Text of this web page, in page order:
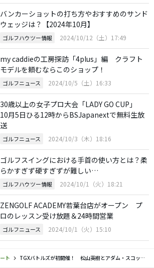
バンカーショットの打ち方やおすすめのサンド
ウェッジは？【2024年10月】
ゴルフハウツー情報 2024/10/12（土）17:49
my caddieの工房探訪「4plus」編 クラフト
モデルを頼むならこのショップ！
ゴルフニュース 2024/10/5（土）16:33
30歳以上の女子プロ大会「LADY GO CUP」
10月5日ひる12時からBSJapanextで無料生放
送
ゴルフニュース 2024/10/3（木）18:16
ゴルフスイングにおける手首の使い方とは？柔
らかすぎず硬すぎずが難しい…
ゴルフハウツー情報 2024/10/1（火）18:21
ZENGOLF ACADEMY若葉台店がオープン プ
ロのレッスン受け放題＆24時間営業
ゴルフニュース 2024/10/1（火）15:10
ト TGXバトルズが初開催！ 松山英樹とアダム・スコットがバーチャルゴルフで対決